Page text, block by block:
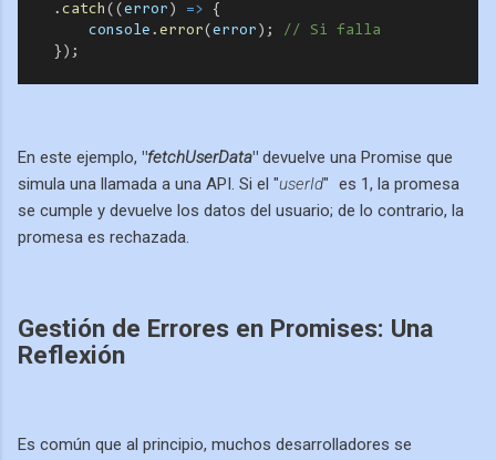
. catch (( error ) => {
console . error( error ); // Si falla
});
En este ejemplo, "fetchUserData" devuelve una Promise que
simula una llamada a una API. Si el "userId" es 1, la promesa
se cumple y devuelve los datos del usuario; de lo contrario, la
promesa es rechazada.
Gestión de Errores en Promises: Una
Reflexión
Es común que al principio, muchos desarrolladores se